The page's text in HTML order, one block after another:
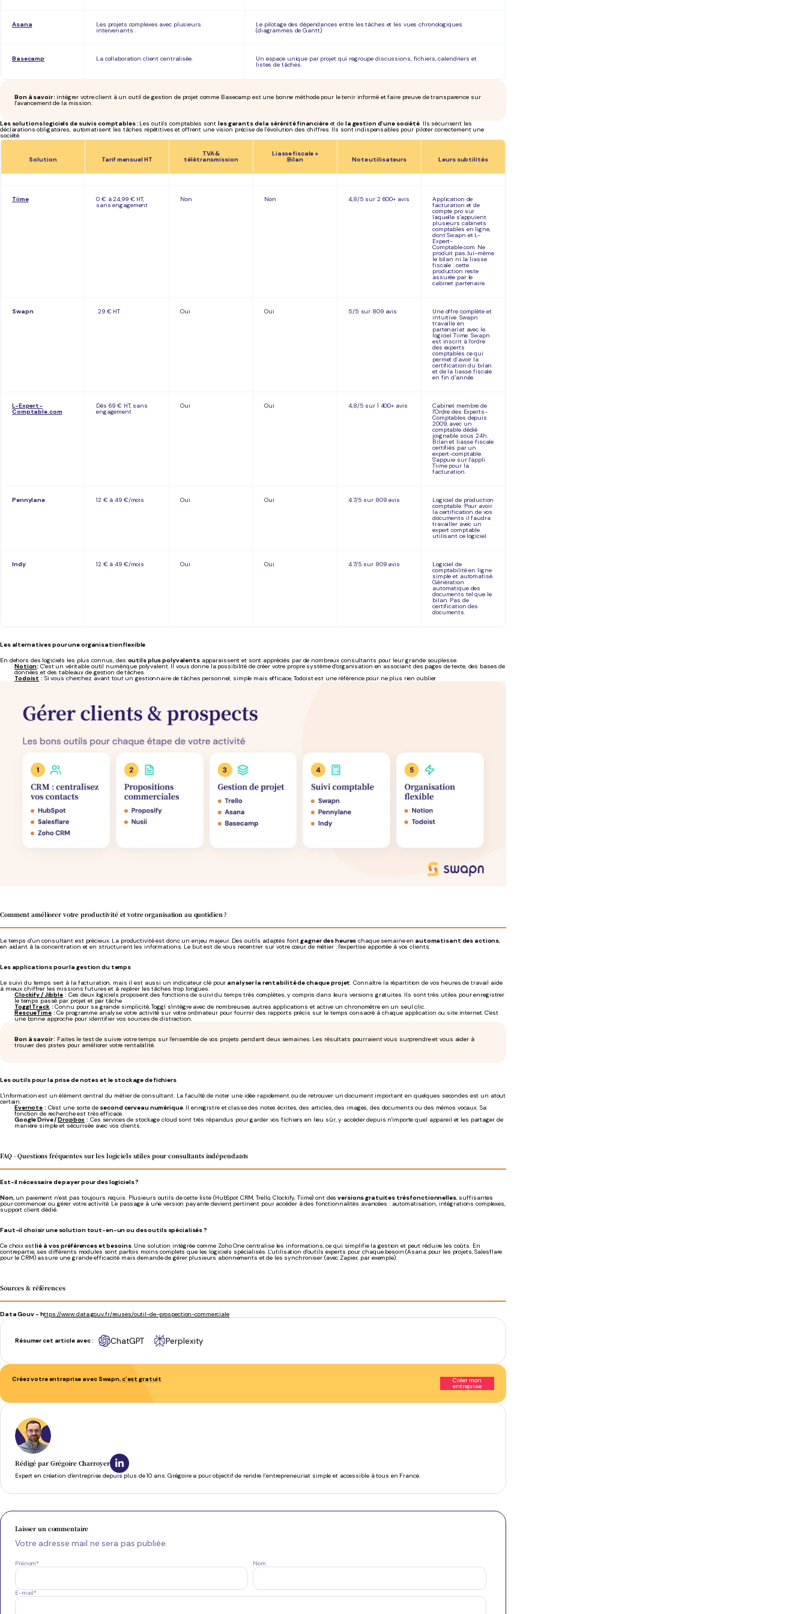
Asana Les projets complexes avec plusieurs
intervenants.
Le pilotage des dépendances entre les tâches et les vues chronologiques
(diagrammes de Gantt).
Basecamp La collaboration client centralisée. Un espace unique par projet qui regroupe discussions, fichiers, calendriers et
listes de tâches.
Bon à savoir :intégrer votre client à un outil de gestion de projet comme Basecamp est une bonne méthode pour le tenir informé et faire preuve de transparence sur
l'avancement de la mission.
Les solutions logiciels de suivis comptables : Les outils comptables sontles garants de la sérénité financièreet de la gestion d’une société. Ils sécurisent les
déclarations obligatoires, automatisent les tâches répétitives et offrent une vision précise de l’évolution des chiffres. Ils sont indispensables pour piloter correctement une
société.
Solution Tarif mensuel HT
TVA &
télétransmission
Liasse fiscale +
Bilan Note utilisateurs Leurs subtilités
Tiime 0 € à 24,99 € HT,
sans engagement
Non Non 4,8/5 sur 2 600+ avis Application de
facturation et de
compte pro sur
laquelle s'appuient
plusieurs cabinets
comptables en ligne,
dont Swapn et L-
Expert-
Comptable.com. Ne
produit pas lui-même
le bilan ni la liasse
fiscale : cette
production reste
assurée par le
cabinet partenaire.
Swapn 29 € HT Oui Oui 5/5 sur 809 avis Une offre complète et
intuitive. Swapn
travaille en
partenariat avec le
logiciel Tiime. Swapn
est inscrit à l'ordre
des experts
comptables ce qui
permet d’avoir la
certification du bilan
et de la liasse fiscale
en fin d‘année.
L-Expert-
Comptable.com
Dès 69 € HT, sans
engagement
Oui Oui 4,8/5 sur 1 400+ avis Cabinet membre de
l'Ordre des Experts-
Comptables depuis
2009, avec un
comptable dédié
joignable sous 24h.
Bilan et liasse fiscale
certifiés par un
expert-comptable.
S'appuie sur l'appli
Tiime pour la
facturation.
Pennylane 12 € à 49 €/mois Oui Oui 4.7/5 sur 809 avis Logiciel de production
comptable. Pour avoir
la certification de vos
documents il faudra
travailler avec un
expert comptable
utilisant ce logiciel.
Indy 12 € à 49 €/mois Oui Oui 4.7/5 sur 809 avis Logiciel de
comptabilité en ligne
simple et automatisé.
Génération
automatique des
documents tel que le
bilan. Pas de
certification des
documents.
Les alternatives pour une organisation flexible
En dehors des logiciels les plus connus, des outils plus polyvalentsapparaissent et sont appréciés par de nombreux consultants pour leur grande souplesse.
Notion: C'est un véritable outil numérique polyvalent. Il vous donne la possibilité de créer votre propre système d'organisation en associant des pages de texte, des bases de
données et des tableaux de gestion de tâches.
Todoist : Si vous cherchez avant tout un gestionnaire de tâches personnel, simple mais efficace, Todoist est une référence pour ne plus rien oublier.
Comment améliorer votre productivité et votre organisation au quotidien ?
Le temps d'un consultant est précieux. La productivité est donc un enjeu majeur. Des outils adaptés fontgagner des heures chaque semaine en automatisant des actions,
en aidant à la concentration et en structurant les informations. Le but est de vous recentrer sur votre cœur de métier : l'expertise apportée à vos clients.
Les applications pour la gestion du temps
Le suivi du temps sert à la facturation, mais il est aussi un indicateur clé pour analyser la rentabilité de chaque projet. Connaître la répartition de vos heures de travail aide
à mieux chiffrer les missions futures et à repérer les tâches trop longues.
Clockify / Jibble : Ces deux logiciels proposent des fonctions de suivi du temps très complètes, y compris dans leurs versions gratuites. Ils sont très utiles pour enregistrer
le temps passé par projet et par tâche
Toggl Track : Connu pour sa grande simplicité, Toggl s'intègre avec de nombreuses autres applications et active un chronomètre en un seul clic.
RescueTime : Ce programme analyse votre activité sur votre ordinateur pour fournir des rapports précis sur le temps consacré à chaque application ou site internet. C'est
une bonne approche pour identifier vos sources de distraction.
Bon à savoir : Faites le test de suivre votre temps sur l'ensemble de vos projets pendant deux semaines. Les résultats pourraient vous surprendre et vous aider à
trouver des pistes pour améliorer votre rentabilité.
Les outils pour la prise de notes et le stockage de fichiers
L'information est un élément central du métier de consultant. La faculté de noter une idée rapidement ou de retrouver un document important en quelques secondes est un atout
certain.
Evernote : C'est une sorte de second cerveau numérique. Il enregistre et classe des notes écrites, des articles, des images, des documents ou des mémos vocaux. Sa
fonction de recherche est très efficace.
Google Drive /Dropbox : Ces services de stockage cloud sont très répandus pour garder vos fichiers en lieu sûr, y accéder depuis n'importe quel appareil et les partager de
manière simple et sécurisée avec vos clients.
FAQ - Questions fréquentes sur les logiciels utiles pour consultants indépendants
Est-il nécessaire de payer pour des logiciels ?
Non,un paiement n'est pas toujours requis. Plusieurs outils de cette liste (HubSpot CRM, Trello, Clockify, Tiime) ont des versions gratuites très fonctionnelles, suffisantes
pour commencer ou gérer votre activité. Le passage à une version payante devient pertinent pour accéder à des fonctionnalités avancées : automatisation, intégrations complexes,
support client dédié.
Faut-il choisir une solution tout-en-un ou des outils spécialisés ?
Ce choix estlié à vos préférences et besoins. Une solution intégrée comme Zoho One centralise les informations, ce qui simplifie la gestion et peut réduire les coûts. En
contrepartie, ses différents modules sont parfois moins complets que les logiciels spécialisés. L'utilisation d'outils experts pour chaque besoin (Asana pour les projets, Salesflare
pour le CRM) assure une grande efficacité mais demande de gérer plusieurs abonnements et de les synchroniser (avec Zapier, par exemple).
Sources & références
Data Gouv - https://www.data.gouv.fr/reuses/outil-de-prospection-commerciale
Résumer cet article avec : ChatGPT Perplexity
Créez votre entreprise avec Swapn,c’est gratuit
Créer mon
entreprise
Rédigé par Grégoire Charroyer
Expert en création d’entreprise depuis plus de 10 ans. Grégoire a pour objectif de rendre l’entrepreneuriat simple et accessible à tous en France.
Laisser un commentaire
Votre adresse mail ne sera pas publiée.
Prénom* Nom
E-mail*